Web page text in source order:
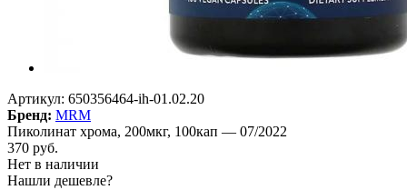
Артикул: 650356464-ih-01.02.20
Бренд: MRM
Пиколинат хрома, 200мкг, 100кап — 07/2022
370 руб.
Нет в наличии
Нашли дешевле?